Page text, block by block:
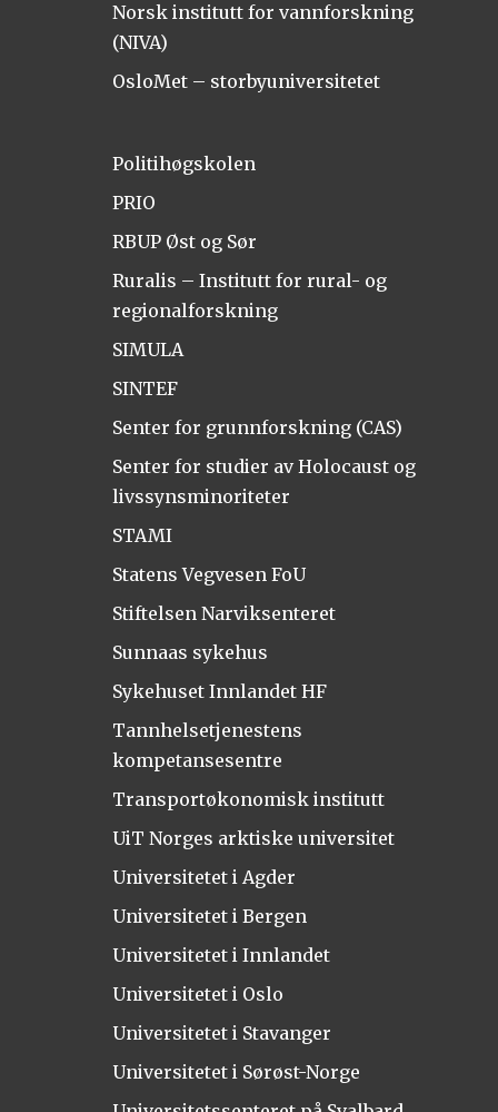
Norsk institutt for vannforskning
(NIVA)
OsloMet – storbyuniversitetet
Politihøgskolen
PRIO
RBUP Øst og Sør
Ruralis – Institutt for rural- og
regionalforskning
SIMULA
SINTEF
Senter for grunnforskning (CAS)
Senter for studier av Holocaust og
livssynsminoriteter
STAMI
Statens Vegvesen FoU
Stiftelsen Narviksenteret
Sunnaas sykehus
Sykehuset Innlandet HF
Tannhelsetjenestens
kompetansesentre
Transportøkonomisk institutt
UiT Norges arktiske universitet
Universitetet i Agder
Universitetet i Bergen
Universitetet i Innlandet
Universitetet i Oslo
Universitetet i Stavanger
Universitetet i Sørøst-Norge